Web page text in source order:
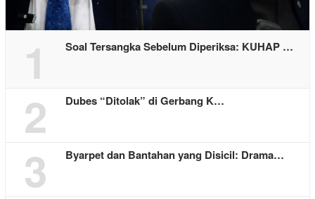
1 Soal Tersangka Sebelum Diperiksa: KUHAP …
2 Dubes “Ditolak” di Gerbang K…
3 Byarpet dan Bantahan yang Disicil: Drama…